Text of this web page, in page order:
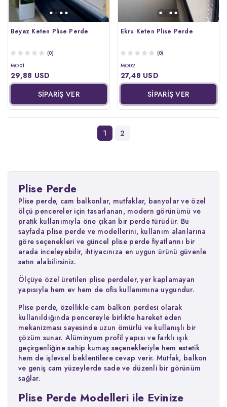
Beyaz Keten Plise Perde
(0)
MO01
29,88 USD
SİPARİŞ VER
Ekru Keten Plise Perde
(0)
MO02
27,48 USD
SİPARİŞ VER
1 2
Plise Perde
Plise perde, cam balkonlar, mutfaklar, banyolar ve özel
ölçü pencereler için tasarlanan, modern görünümü ve
pratik kullanımıyla öne çıkan bir perde türüdür. Bu
sayfada plise perde ve modellerini, kullanım alanlarına
göre seçenekleri ve güncel plise perde fiyatlarını bir
arada inceleyebilir, ihtiyacınıza en uygun ürünü güvenle
satın alabilirsiniz.
Ölçüye özel üretilen plise perdeler, yer kaplamayan
yapısıyla hem ev hem de ofis kullanımına uygundur.
Plise perde, özellikle cam balkon perdesi olarak
kullanıldığında pencereyle birlikte hareket eden
mekanizması sayesinde uzun ömürlü ve kullanışlı bir
çözüm sunar. Alüminyum profil yapısı ve farklı ışık
geçirgenliğine sahip kumaş seçenekleriyle hem estetik
hem de işlevsel beklentilere cevap verir. Mutfak, balkon
ve geniş cam yüzeylerde sade ve düzenli bir görünüm
sağlar.
Plise Perde Modelleri ile Evinize